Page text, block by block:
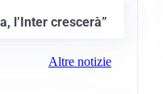
l’Inter crescerà”
Altre notizie